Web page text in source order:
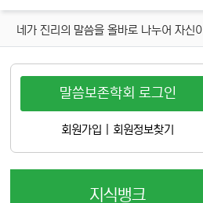
네가 진리의 말씀을 올바로 나누어 자
말씀보존학회 로그인
회원가입 회원정보찾기
지식뱅크